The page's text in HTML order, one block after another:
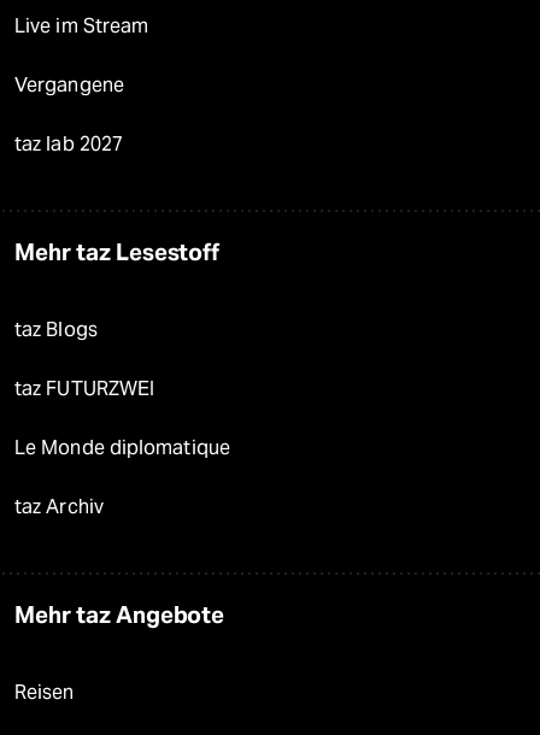
Live im Stream
Vergangene
taz lab 2027
Mehr taz Lesestoff
taz Blogs
taz FUTURZWEI
Le Monde diplomatique
taz Archiv
Mehr taz Angebote
Reisen